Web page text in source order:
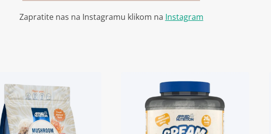
Zapratite nas na Instagramu klikom na Instagram